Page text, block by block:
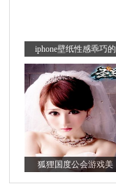
iphone壁纸性感乖巧的
狐狸国度公会游戏美